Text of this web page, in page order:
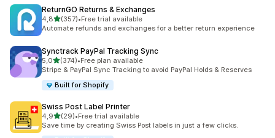
ReturnGO Returns & Exchanges
4,8z 5 hvězd
(357)
Celkový počet recenzí: 357
•Free trial available
Automate refunds and exchanges for a better return experience
Synctrack PayPal Tracking Sync
5,0z 5 hvězd
(374)
Celkový počet recenzí: 374
•Free plan available
Stripe & PayPal Sync Tracking to avoid PayPal Holds & Reserves
Built for Shopify
Swiss Post Label Printer
4,9z 5 hvězd
(29)
Celkový počet recenzí: 29
•Free trial available
Save time by creating Swiss Post labels in just a few clicks.